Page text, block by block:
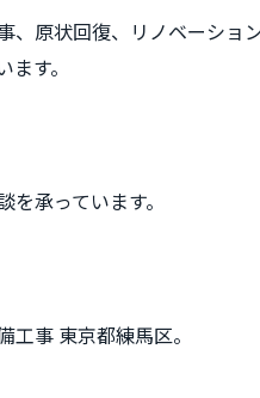
原状回復、リノベーショ
す。
承っています。
事 東京都練馬区。